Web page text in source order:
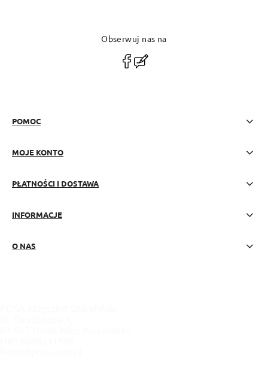
Obserwuj nas na
POMOC
MOJE KONTO
PŁATNOŚCI I DOSTAWA
INFORMACJE
O NAS